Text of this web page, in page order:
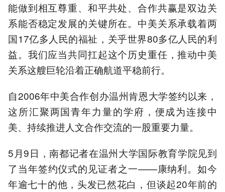
能做到相互尊重、和平共处、合作共赢是双边关
系能否稳定发展的关键所在。中美关系承载着两
国17亿多人民的福祉，关乎世界80多亿人民的利
益。我们应当共同扛起这个历史重任，推动中美
关系这艘巨轮沿着正确航道平稳前行。
自2006年中美合作创办温州肯恩大学签约以来，
这所汇聚两国青年力量的学府，便成为连接中
美、持续推进人文合作交流的一股重要力量。
5月9日，南都记者在温州大学国际教育学院见到
了当年签约仪式的见证者之一——康纳利。如今
年逾七十的他，头发已然花白，但谈起20年前的